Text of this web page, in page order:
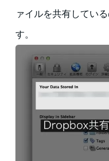
ァイルを共有してい
す。